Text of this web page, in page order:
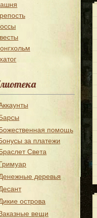
помощь
за платежи
Света
деревья
острова
вещи